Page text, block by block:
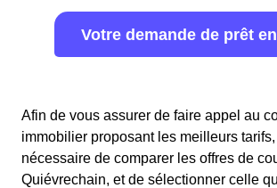
Votre demande de prêt
Afin de vous assurer de faire appel au
immobilier proposant les meilleurs
nécessaire de comparer les offres de
Quiévrechain, et de sélectionner celle